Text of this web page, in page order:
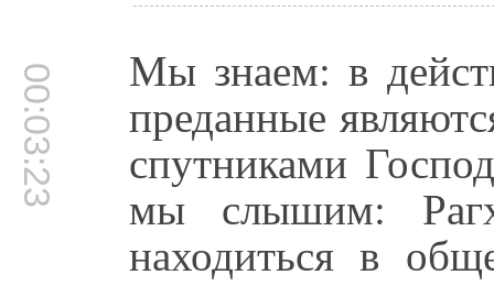
00:03:23 Мы знаем: в
преданные
спутниками
мы слышим:
находиться в